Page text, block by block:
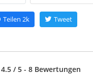
Teilen 2k Tweet
4.5 / 5 - 8 Bewertungen